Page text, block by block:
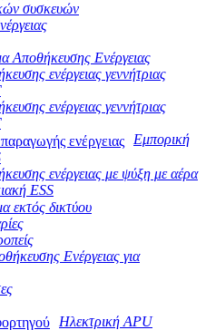
συσκευών
Αποθήκευσης Ενέργειας
ενέργειας γεννήτριας
ενέργειας γεννήτριας
Εμπορική
ενέργειας με ψύξη με αέρα
ESS
εκτός δικτύου
Ενέργειας για
Ηλεκτρική APU